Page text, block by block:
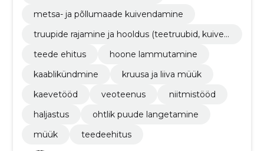
metsa- ja põllumaade kuivendamine
truupide rajamine ja hooldus (teetruubid, kuiven
teede ehitus
hoone lammutamine
kaablikündmine
kruusa ja liiva müük
kaevetööd
veoteenus
niitmistööd
haljastus
ohtlik puude langetamine
müük
teedeehitus